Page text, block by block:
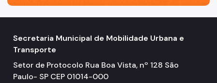
Secretaria Municipal de Mobilidade Urbana e
Transporte
Setor de Protocolo Rua Boa Vista, nº 128 São
Paulo- SP CEP 01014-000